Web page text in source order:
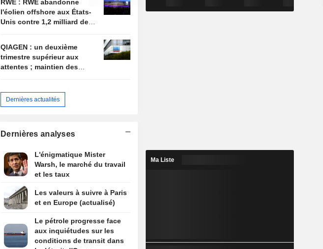
RWE : RWE abandonne
l'éolien offshore aux États-
Unis contre 1,2 milliard de
QIAGEN : un deuxième
trimestre supérieur aux
attentes ; maintien des
Dernières actualités
Dernières analyses
L'énigmatique Mister
Warsh, le marché du travail
et les taux
Les valeurs à suivre à Paris
et en Europe (actualisé)
Le pétrole progresse face
aux inquiétudes sur les
conditions de transit dans
Ma Liste